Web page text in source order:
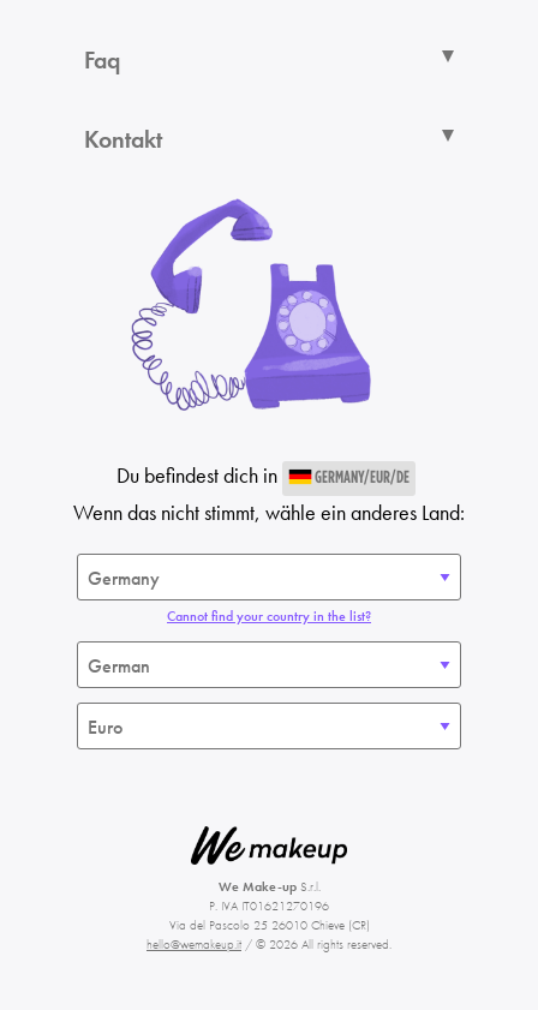
Faq
Kontakt
Du befindest dich in GERMANY/EUR/DE
Wenn das nicht stimmt, wähle ein anderes Land:
Cannot find your country in the list?
We Make-upS.r.l.
P. IVA IT01621270196
Via del Pascolo 25 26010 Chieve (CR)
hello@wemakeup.it / © 2026 All rights reserved.